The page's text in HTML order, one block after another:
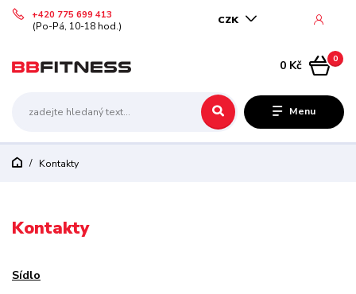
Menu
CZK
+420 775 699 413
(Po-Pá, 10-18 hod.)
0
0 Kč
Kontakty
Kontakty
Sídlo